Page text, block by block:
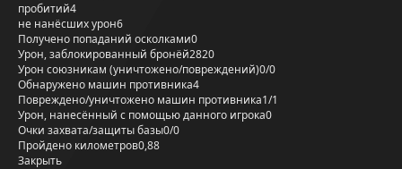
пробитий4
не нанёсших урон6
Получено попаданий осколками0
Урон, заблокированный бронёй2820
Урон союзникам (уничтожено/повреждений)0/0
Обнаружено машин противника4
Повреждено/уничтожено машин противника1/1
Урон, нанесённый с помощью данного игрока0
Очки захвата/защиты базы0/0
Пройдено километров0,88
Закрыть